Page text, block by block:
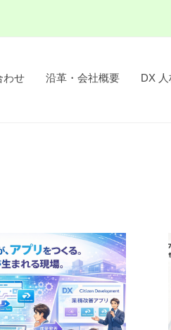
わせ 沿革・会社概要 DX